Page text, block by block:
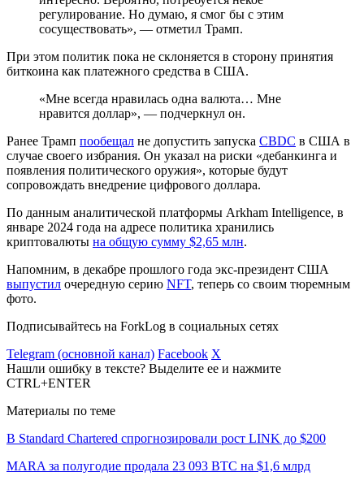
регулирование. Но думаю, я смог бы с этим
сосуществовать», — отметил Трамп.
При этом политик пока не склоняется в сторону принятия
биткоина как платежного средства в США.
«Мне всегда нравилась одна валюта… Мне
нравится доллар», — подчеркнул он.
Ранее Трамп пообещал не допустить запуска CBDC в США в
случае своего избрания. Он указал на риски «дебанкинга и
появления политического оружия», которые будут
сопровождать внедрение цифрового доллара.
По данным аналитической платформы Arkham Intelligence, в
январе 2024 года на адресе политика хранились
криптовалюты на общую сумму $2,65 млн.
Напомним, в декабре прошлого года экс-президент США
выпустил очередную серию NFT, теперь со своим тюремным
фото.
Подписывайтесь на ForkLog в социальных сетях
Telegram (основной канал) Facebook X
Нашли ошибку в тексте? Выделите ее и нажмите
CTRL+ENTER
Материалы по теме
В Standard Chartered спрогнозировали рост LINK до $200
MARA за полугодие продала 23 093 BTC на $1,6 млрд